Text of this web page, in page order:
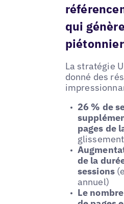
qui
piétonnier
La stratégie
donné des
26 % de
pages de
de la
sessions
annuel)
Le